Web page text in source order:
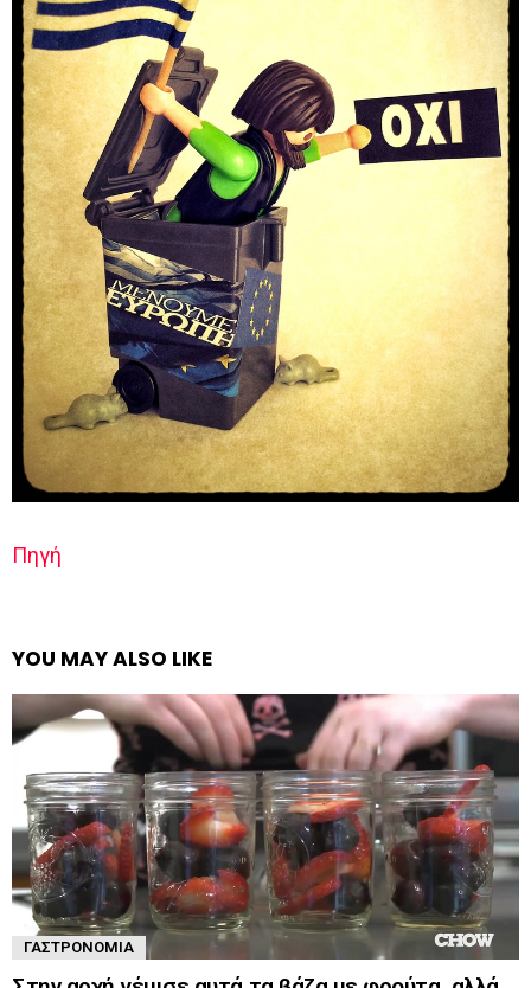
Πηγή
YOU MAY ALSO LIKE
ΓΑΣΤΡΟΝΟΜΊΑ